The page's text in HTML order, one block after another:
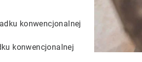
konwencjonalnej
konwencjonalnej